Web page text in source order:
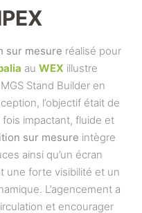
sur mesure réalisé pour
au WEX illustre
Stand Builder en
l’objectif était de
fois impactant, fluide et
sur mesure intègre
ainsi qu’un écran
une forte visibilité et un
L’agencement a
et encourager